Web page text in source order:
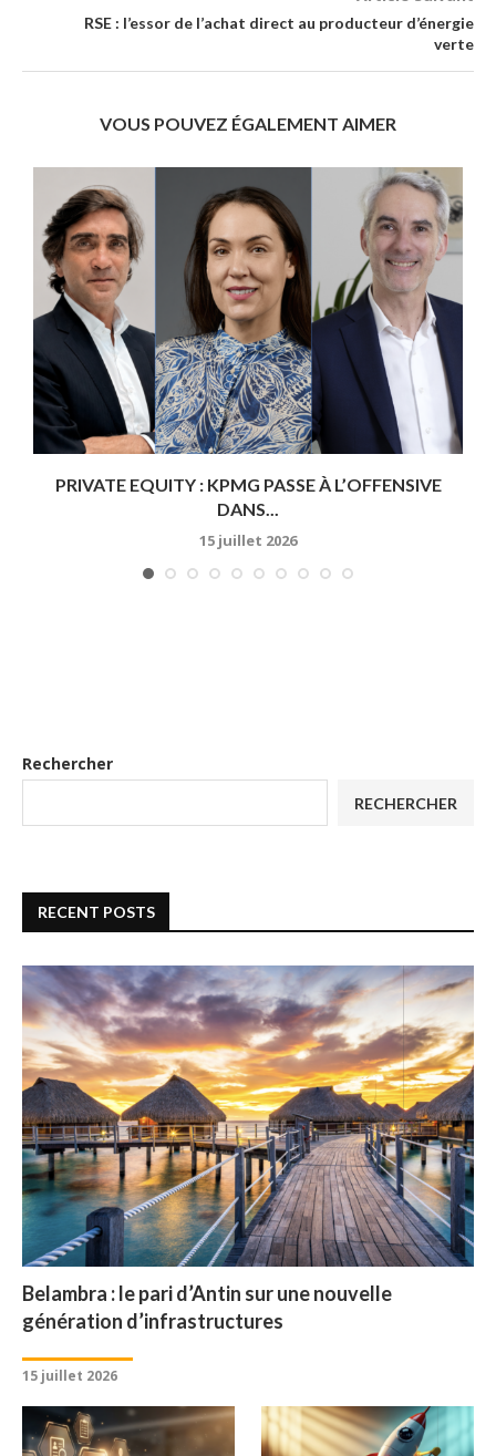
RSE : l’essor de l’achat direct au producteur d’énergie
verte
VOUS POUVEZ ÉGALEMENT AIMER
PRIVATE EQUITY : KPMG PASSE À L’OFFENSIVE
DANS...
15 juillet 2026
Rechercher
RECHERCHER
RECENT POSTS
Belambra : le pari d’Antin sur une nouvelle
génération d’infrastructures
15 juillet 2026